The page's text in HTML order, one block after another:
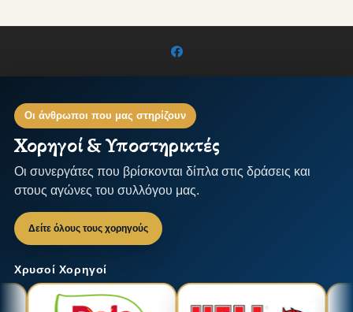
Οι άνθρωποι που μας στηρίζουν
Χορηγοί & Υποστηρικτές
Οι συνεργάτες που βρίσκονται δίπλα στις δράσεις και
στους αγώνες του συλλόγου μας.
Δείτε όλους τους χορηγούς
Χρυσοί Χορηγοί